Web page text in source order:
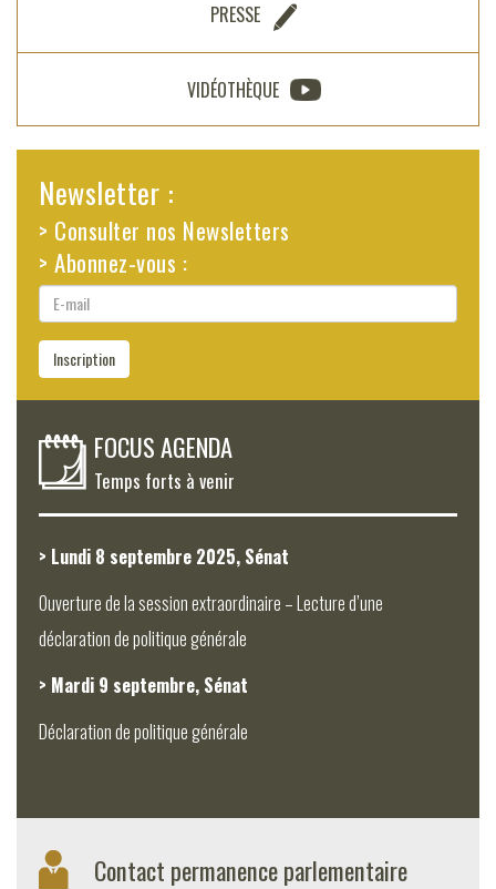
PRESSE
VIDÉOTHÈQUE
Newsletter :
> Consulter nos Newsletters
> Abonnez-vous :
E-
mail
Inscription
FOCUS AGENDA
Temps forts à venir
> Lundi 8 septembre 2025, Sénat
Ouverture de la session extraordinaire – Lecture d’une
déclaration de politique générale
> Mardi 9 septembre, Sénat
Déclaration de politique générale
Contact permanence parlementaire